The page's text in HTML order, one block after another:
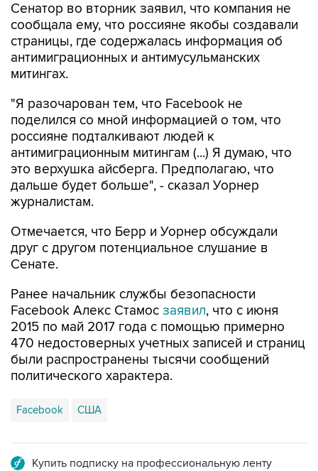
Сенатор во вторник заявил, что компания не
сообщала ему, что россияне якобы создавали
страницы, где содержалась информация об
антимиграционных и антимусульманских
митингах.
"Я разочарован тем, что Facebook не
поделился со мной информацией о том, что
россияне подталкивают людей к
антимиграционным митингам (...) Я думаю, что
это верхушка айсберга. Предполагаю, что
дальше будет больше", - сказал Уорнер
журналистам.
Отмечается, что Берр и Уорнер обсуждали
друг с другом потенциальное слушание в
Сенате.
Ранее начальник службы безопасности
Facebook Алекс Стамос заявил, что с июня
2015 по май 2017 года с помощью примерно
470 недостоверных учетных записей и страниц
были распространены тысячи сообщений
политического характера.
Facebook США
Купить подписку на профессиональную ленту